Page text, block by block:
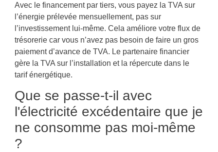
Avec le financement par tiers, vous payez la TVA sur
l’énergie prélevée mensuellement, pas sur
l’investissement lui-même. Cela améliore votre flux de
trésorerie car vous n’avez pas besoin de faire un gros
paiement d’avance de TVA. Le partenaire financier
gère la TVA sur l’installation et la répercute dans le
tarif énergétique.
Que se passe-t-il avec
l'électricité excédentaire que je
ne consomme pas moi-même
?